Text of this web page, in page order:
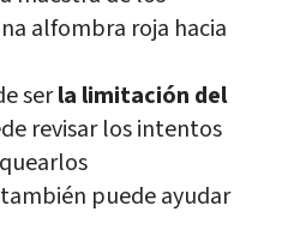
alfombra roja hacia
serla limitación del
revisar los intentos
puede ayudar